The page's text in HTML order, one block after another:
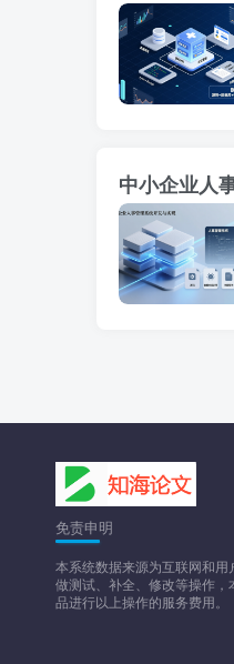
中小企业人
免责申明
本系统数据来源为互联网和
做测试、补全、修改等操作
品进行以上操作的服务费用。